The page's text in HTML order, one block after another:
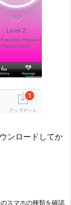
ンロードしてか
スマホの種類を確認